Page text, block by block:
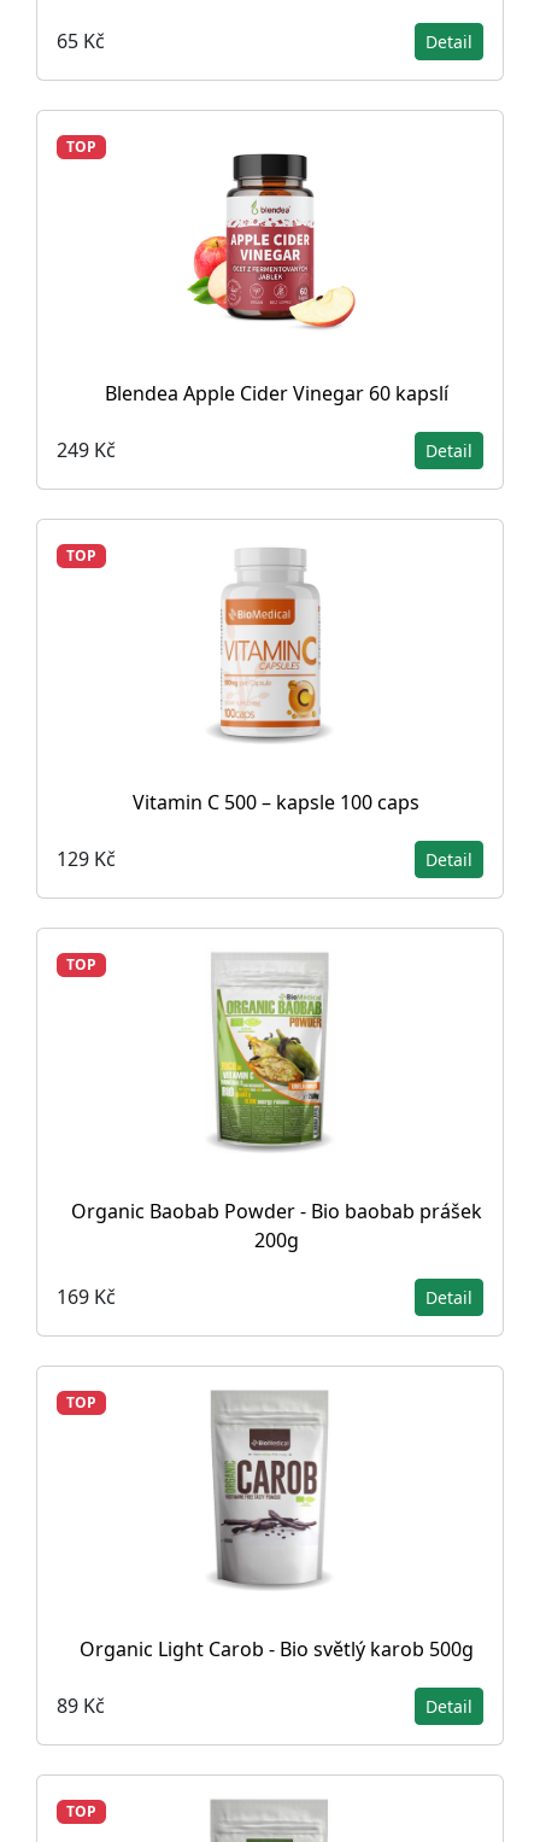
65 Kč Detail
TOP
Blendea Apple Cider Vinegar 60 kapslí
249 Kč Detail
TOP
Vitamin C 500 – kapsle 100 caps
129 Kč Detail
TOP
Organic Baobab Powder - Bio baobab prášek
200g
169 Kč Detail
TOP
Organic Light Carob - Bio světlý karob 500g
89 Kč Detail
TOP